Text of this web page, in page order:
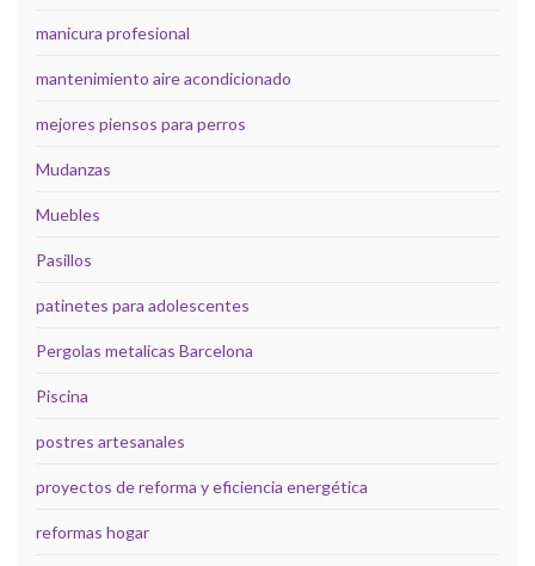
manicura profesional
mantenimiento aire acondicionado
mejores piensos para perros
Mudanzas
Muebles
Pasillos
patinetes para adolescentes
Pergolas metalicas Barcelona
Piscina
postres artesanales
proyectos de reforma y eficiencia energética
reformas hogar